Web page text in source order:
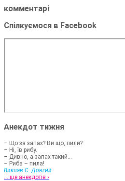
комментарі
Спілкуємося в Facebook
Анекдот тижня
– Що за запах? Ви що, пили?
– Ні, їв рибу.
– Дивно, а запах такий...
– Риба – пила!
Виклав С. Довгий
... ще анекдотів ›